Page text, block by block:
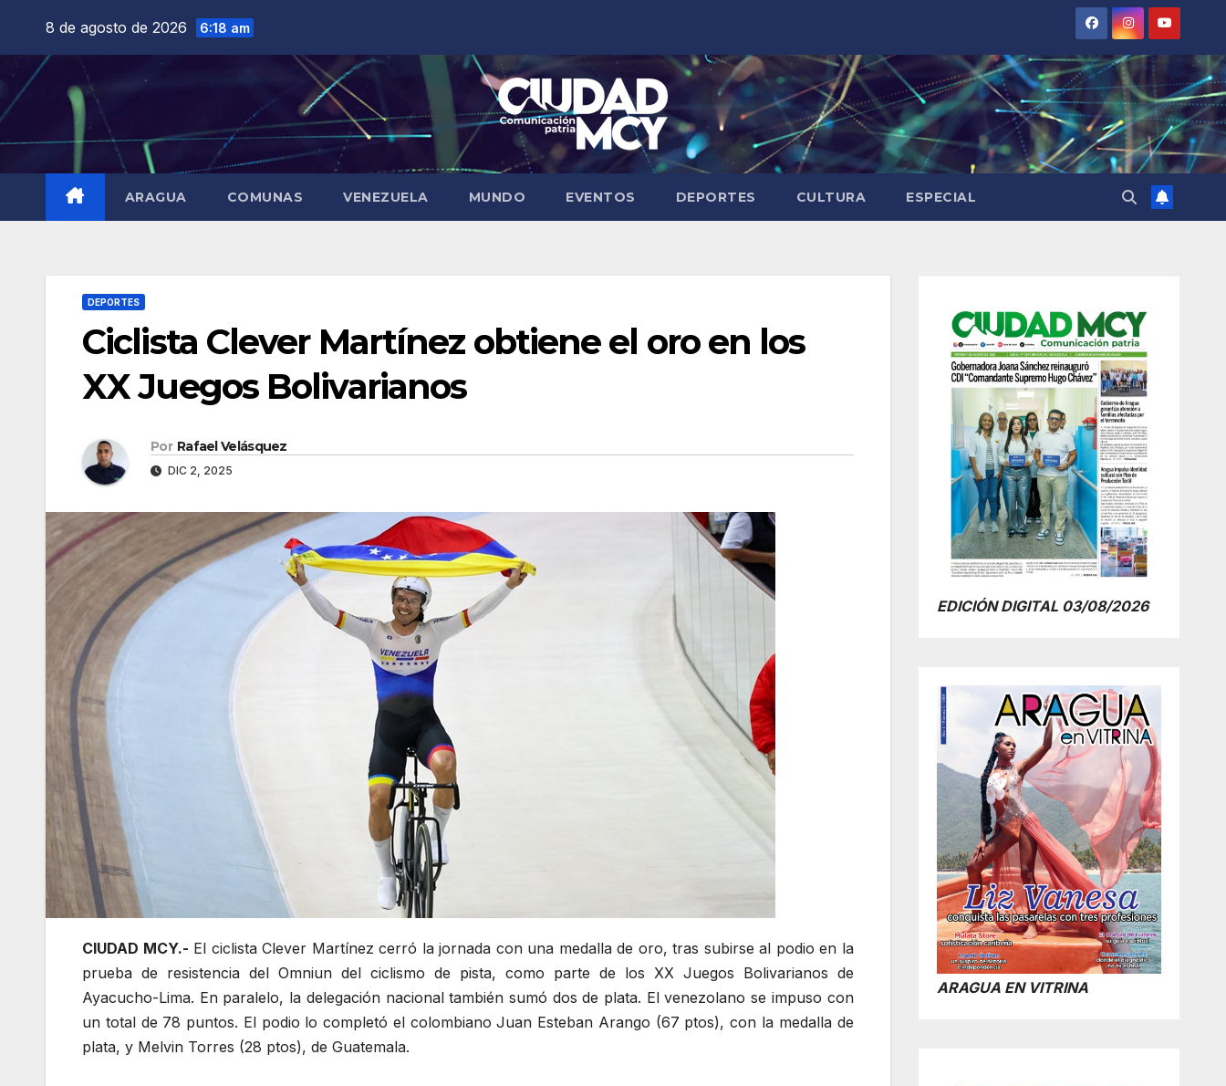
contenido
8 de agosto de 2026 6:18 am
ARAGUA COMUNAS VENEZUELA MUNDO EVENTOS DEPORTES CULTURA ESPECIAL
DEPORTES
Ciclista Clever Martínez obtiene el oro en los
XX Juegos Bolivarianos
Por Rafael Velásquez
DIC 2, 2025
CIUDAD MCY.- El ciclista Clever Martínez cerró la jornada con una medalla de oro, tras subirse al podio en la
prueba de resistencia del Omniun del ciclismo de pista, como parte de los XX Juegos Bolivarianos de
Ayacucho-Lima. En paralelo, la delegación nacional también sumó dos de plata. El venezolano se impuso con
un total de 78 puntos. El podio lo completó el colombiano Juan Esteban Arango (67 ptos), con la medalla de
plata, y Melvin Torres (28 ptos), de Guatemala.
EDICIÓN DIGITAL 03/08/2026
ARAGUA EN VITRINA